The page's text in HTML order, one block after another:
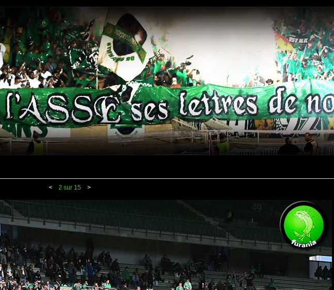
<2 sur 15 >